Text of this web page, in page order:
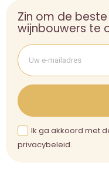
Zin om de
wijnbouwers te
Ik ga akkoord met
privacybeleid.